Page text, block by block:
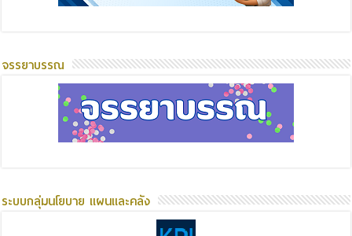
จรรยาบรรณ
ระบบกลุ่มนโยบาย แผนและคลัง